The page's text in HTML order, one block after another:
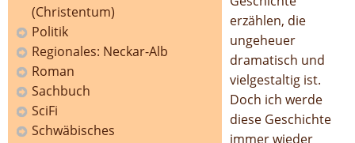
(Christentum)
Politik
Regionales: Neckar-Alb
Roman
Sachbuch
SciFi
Schwäbisches
erzählen, die
ungeheuer
dramatisch und
vielgestaltig ist.
Doch ich werde
diese Geschichte
immer wieder